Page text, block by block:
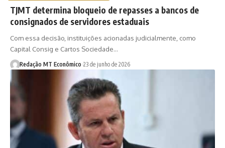
TJMT determina bloqueio de repasses a bancos de
consignados de servidores estaduais
Com essa decisão, instituições acionadas judicialmente, como
Capital Consig e Cartos Sociedade…
Redação MT Econômico 23 de junho de 2026